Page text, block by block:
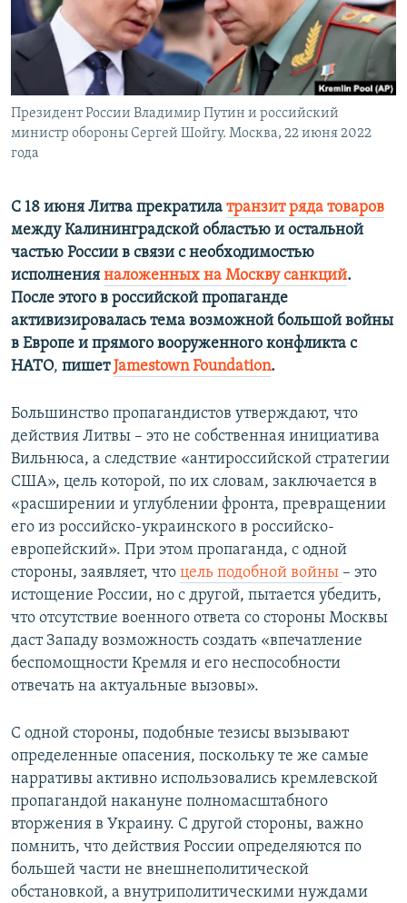
ПОБЕДИТЕЛЕЙ НЕ СУДЯТ?
КРЫМ.НЕПОКОРЕННЫЙ
ELIFBE
УКРАИНСКАЯ ПРОБЛЕМА КРЫМА
ПРИСОЕДИНЯЙТЕСЬ!
Все сайты RFE/RL
Президент России Владимир Путин и российский
министр обороны Сергей Шойгу. Москва, 22 июня 2022
года
С 18 июня Литва прекратила транзит ряда товаров
между Калининградской областью и остальной
частью России в связи с необходимостью
исполнения наложенных на Москву санкций.
После этого в российской пропаганде
активизировалась тема возможной большой войны
в Европе и прямого вооруженного конфликта с
НАТО, пишет Jamestown Foundation.
Большинство пропагандистов утверждают, что
действия Литвы – это не собственная инициатива
Вильнюса, а следствие «антироссийской стратегии
США», цель которой, по их словам, заключается в
«расширении и углублении фронта, превращении
его из российско-украинского в российско-
европейский». При этом пропаганда, с одной
стороны, заявляет, что цель подобной войны – это
истощение России, но с другой, пытается убедить,
что отсутствие военного ответа со стороны Москвы
даст Западу возможность создать «впечатление
беспомощности Кремля и его неспособности
отвечать на актуальные вызовы».
С одной стороны, подобные тезисы вызывают
определенные опасения, поскольку те же самые
нарративы активно использовались кремлевской
пропагандой накануне полномасштабного
вторжения в Украину. С другой стороны, важно
помнить, что действия России определяются по
большей части не внешнеполитической
обстановкой, а внутриполитическими нуждами